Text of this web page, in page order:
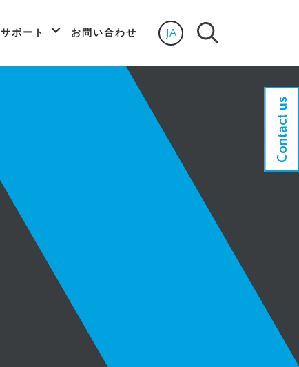
JA
Select language
サポート お問い合わせ
Contact us